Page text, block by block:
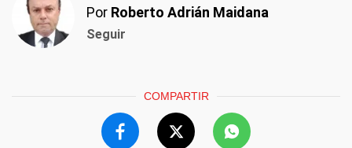
Por Roberto Adrián Maidana
Seguir
COMPARTIR